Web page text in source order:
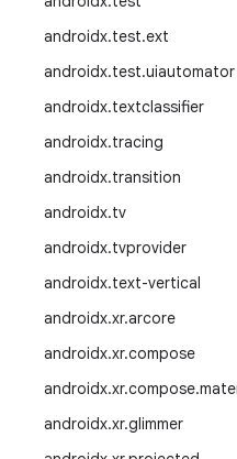
androidx.test.ext
androidx.test.uiautomator
androidx.textclassifier
androidx.tracing
androidx.transition
androidx.tv
androidx.tvprovider
androidx.text-vertical
androidx.xr.arcore
androidx.xr.compose
androidx.xr.compose.
androidx.xr.glimmer